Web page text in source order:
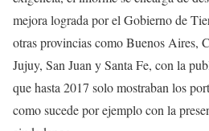
mejora lograda por el Gobierno de
otras provincias como Buenos Aires,
Jujuy, San Juan y Santa Fe, con la
que hasta 2017 solo mostraban los
como sucede por ejemplo con la